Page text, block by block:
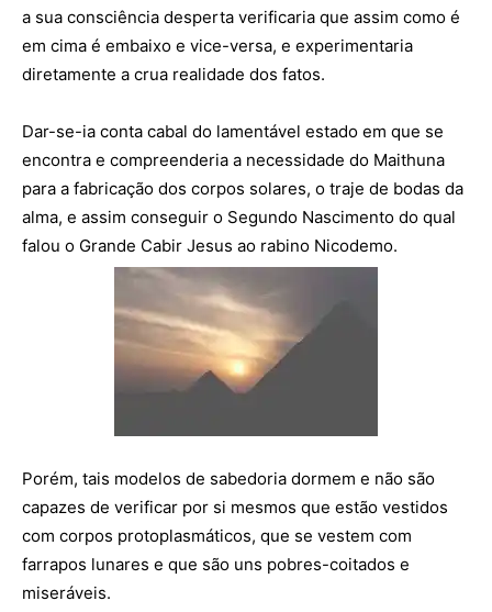
a sua consciência desperta verificaria que assim como é
em cima é embaixo e vice-versa, e experimentaria
diretamente a crua realidade dos fatos.
Dar-se-ia conta cabal do lamentável estado em que se
encontra e compreenderia a necessidade do Maithuna
para a fabricação dos corpos solares, o traje de bodas da
alma, e assim conseguir o Segundo Nascimento do qual
falou o Grande Cabir Jesus ao rabino Nicodemo.
Porém, tais modelos de sabedoria dormem e não são
capazes de verificar por si mesmos que estão vestidos
com corpos protoplasmáticos, que se vestem com
farrapos lunares e que são uns pobres-coitados e
miseráveis.